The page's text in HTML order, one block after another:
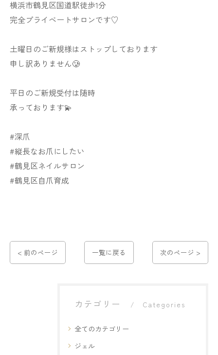
横浜市鶴見区国道駅徒歩1分
完全プライベートサロンです♡
土曜日のご新規様はストップしております
申し訳ありません🥲
平日のご新規受付は随時
承っております💫
#深爪
#縦長なお爪にしたい
#鶴見区ネイルサロン
#鶴見区自爪育成
< 前のページ 一覧に戻る 次のページ >
カテゴリー Categories
全てのカテゴリー
ジェル